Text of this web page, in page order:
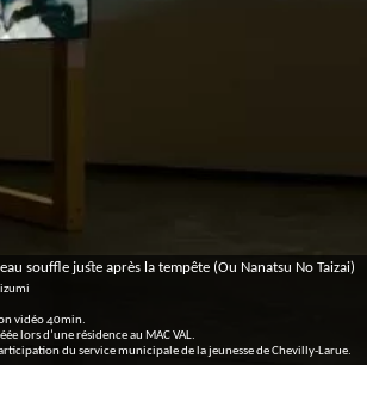
souffle juste après la tempête (Ou Nanatsu No Taizai)
vidéo 40min.
lors d’une résidence au MACVAL.
du service municipale de la jeunesse de Chevilly-Larue.